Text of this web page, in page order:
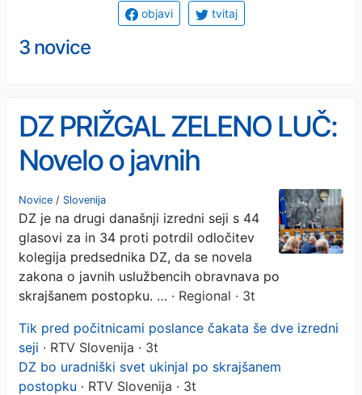
objavi tvitaj
3 novice
DZ PRIŽGAL ZELENO LUČ:
Novelo o javnih
uslužbencih bodo
obravnavali po skrajšanem
postopku
Novice / Slovenija
DZ je na drugi današnji izredni seji s 44
glasovi za in 34 proti potrdil odločitev
kolegija predsednika DZ, da se novela
zakona o javnih uslužbencih obravnava po
skrajšanem postopku. … · Regional · 3t
Tik pred počitnicami poslance čakata še dve izredni
seji · RTV Slovenija · 3t
DZ bo uradniški svet ukinjal po skrajšanem
postopku · RTV Slovenija · 3t